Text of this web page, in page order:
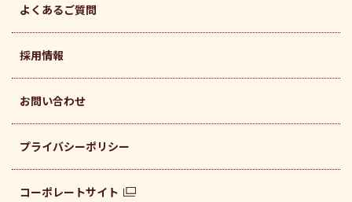
よくあるご質問
採用情報
お問い合わせ
プライバシーポリシー
コーポレートサイト